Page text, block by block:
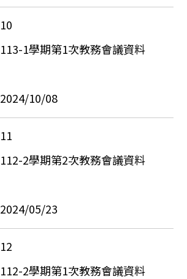
10
113-1學期第1次教務會議資料
2024/10/08
11
112-2學期第2次教務會議資料
2024/05/23
12
112-2學期第1次教務會議資料